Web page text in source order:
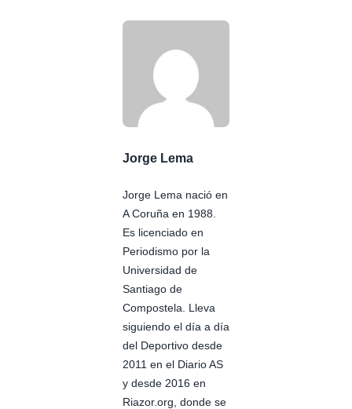
Jorge Lema
Jorge Lema nació en
A Coruña en 1988.
Es licenciado en
Periodismo por la
Universidad de
Santiago de
Compostela. Lleva
siguiendo el día a día
del Deportivo desde
2011 en el Diario AS
y desde 2016 en
Riazor.org, donde se